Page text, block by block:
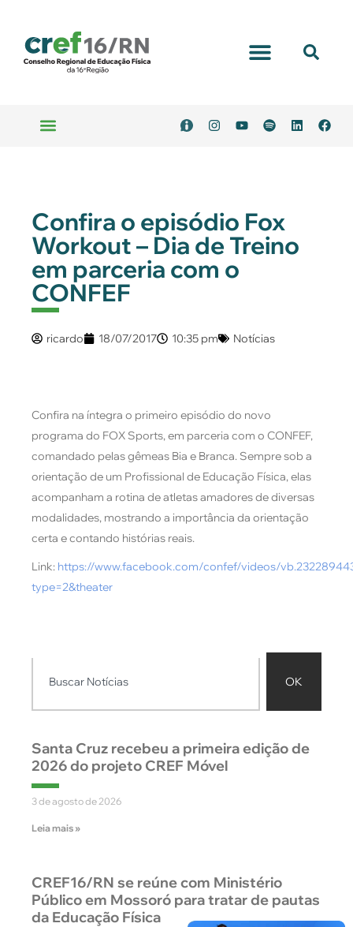
Confira o episódio Fox
Workout – Dia de Treino
em parceria com o
CONFEF
ricardo 18/07/2017 10:35 pm Notícias
Confira na íntegra o primeiro episódio do novo
programa do FOX Sports, em parceria com o CONFEF,
comandado pelas gêmeas Bia e Branca. Sempre sob a
orientação de um Profissional de Educação Física, elas
acompanham a rotina de atletas amadores de diversas
modalidades, mostrando a importância da orientação
certa e contando histórias reais.
Link: https://www.facebook.com/confef/videos/
type=2&theater
OK
Santa Cruz recebeu a primeira edição de
2026 do projeto CREF Móvel
3 de agosto de 2026
Leia mais »
CREF16/RN se reúne com Ministério
Público em Mossoró para tratar de pautas
da Educação Física